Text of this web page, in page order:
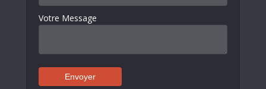
Votre Message